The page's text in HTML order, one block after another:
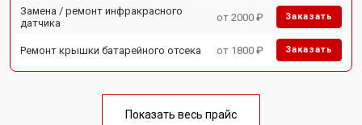
Замена / ремонт инфракрасного
датчика
от 2000 ₽ Заказать
Ремонт крышки батарейного отсека от 1800 ₽ Заказать
Показать весь прайс